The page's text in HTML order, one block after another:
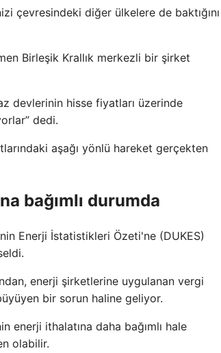
çevresindeki diğer ülkelere de baktığını
Birleşik Krallık merkezli bir şirket
devlerinin hisse fiyatları üzerinde
dedi.
aşağı yönlü hareket gerçekten
bağımlı durumda
Enerji İstatistikleri Özeti'ne (DUKES)
enerji şirketlerine uygulanan vergi
bir sorun haline geliyor.
enerji ithalatına daha bağımlı hale
olabilir.